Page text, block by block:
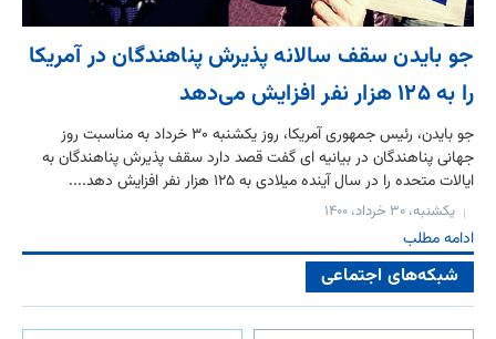
جو بایدن سقف سالانه پذیرش پناهندگان در آمریکا
را به ۱۲۵ هزار نفر افزایش می‌دهد
جو بايدن، رئیس جمهورى آمريكا، روز یکشنبه ۳۰ خرداد به مناسبت روز
جهانى پناهندگان در بيانيه اى گفت قصد دارد سقف پذيرش پناهندگان به
ایالات متحده را در سال آينده میلادی به ۱۲۵ هزار نفر افزايش دهد....
یکشنبه، ۳۰ خرداد، ۱۴۰۰
ادامه مطلب
شبکه‌های اجتماعی